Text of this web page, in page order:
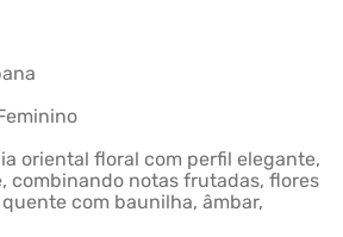
oriental floral com perfil elegante,
combinando notas frutadas, flores
com baunilha, âmbar,